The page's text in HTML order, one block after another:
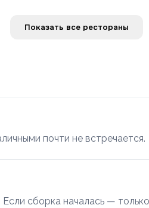
Показать все рестораны
почти не встречается.
сборка началась —